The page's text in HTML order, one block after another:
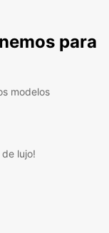
para
modelos
lujo!